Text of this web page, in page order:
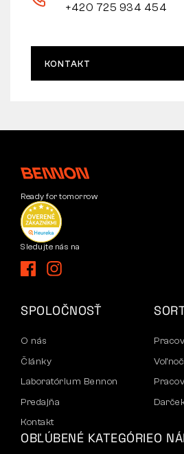
+420 725 934 454
KONTAKT
Ready for tomorrow
Sledujte nás na
SPOLOČNOSŤ
O nás
Články
Laboratórium Bennon
Predajňa
Kontakt
OBĽÚBENÉ KATEGÓRIEO